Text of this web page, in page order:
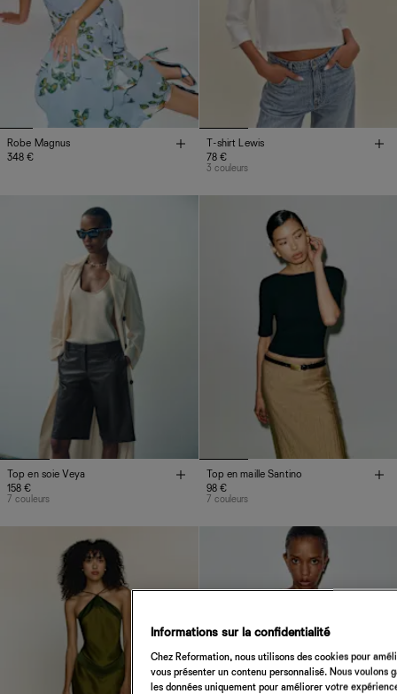
Robe Magnus
348 €
T-shirt Lewis
78 €
3 couleurs
Top en soie Veya
158 €
7 couleurs
Top en maille Santino
98 €
7 couleurs
Informations sur la confidentialité
Chez Reformation, nous utilisons des cookies pour
vous présenter un contenu personnalisé. Nous
les données uniquement pour améliorer votre